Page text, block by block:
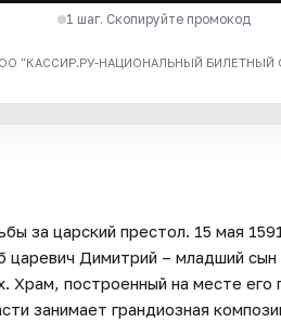
1 шаг. Скопируйте промокод
"КАССИР.РУ-НАЦИОНАЛЬНЫЙ БИЛЕТНЫЙ
за царский престол. 15 мая
царевич Димитрий – младший сын
Храм, построенный на месте его
занимает грандиозная